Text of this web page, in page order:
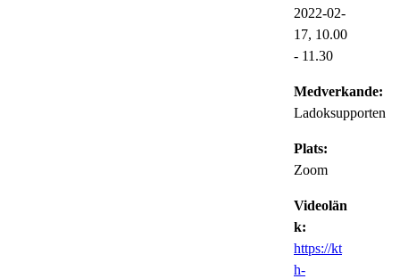
2022-02-
17, 10.00
- 11.30
Medverkande:
Ladoksupporten
Plats:
Zoom
Videolän
k:
https://kt
h-